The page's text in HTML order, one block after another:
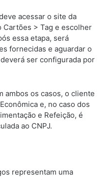
acessar o site da
Cartões > Tag e escolher
essa etapa, será
fornecidas e aguardar o
ser configurada por
ambos os casos, o cliente
e, no caso dos
e Refeição, é
ao CNPJ.
representam uma